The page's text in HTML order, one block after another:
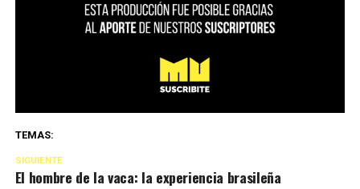
TEMAS:
SIGUIENTE
El hombre de la vaca: la experiencia brasileña